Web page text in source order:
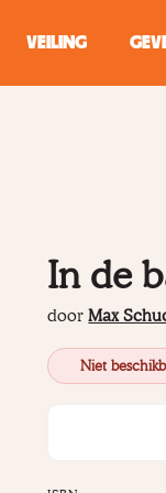
VEILING
In de
doorMax
Niet